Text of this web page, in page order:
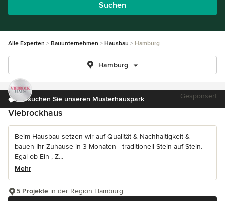
Suchen
Alle Experten Bauunternehmen Hausbau Hamburg
Hamburg
Besuchen Sie unseren Musterhauspark Gesponsert
Viebrockhaus
Beim Hausbau setzen wir auf Qualität & Nachhaltigkeit &
bauen Ihr Zuhause in 3 Monaten - traditionell Stein auf Stein.
Egal ob Ein-, Z...
Mehr
5 Projekte in der Region Hamburg